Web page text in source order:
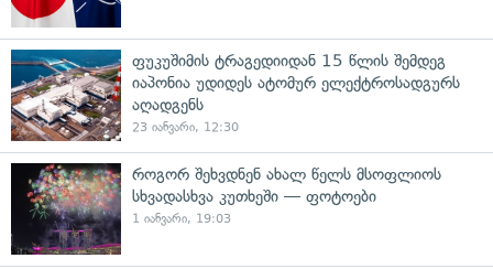
ფუკუშიმის ტრაგედიიდან 15 წლის შემდეგ
იაპონია უდიდეს ატომურ ელექტროსადგურს
აღადგენს
23 იანვარი, 12:30
როგორ შეხვდნენ ახალ წელს მსოფლიოს
სხვადასხვა კუთხეში — ფოტოები
1 იანვარი, 19:03